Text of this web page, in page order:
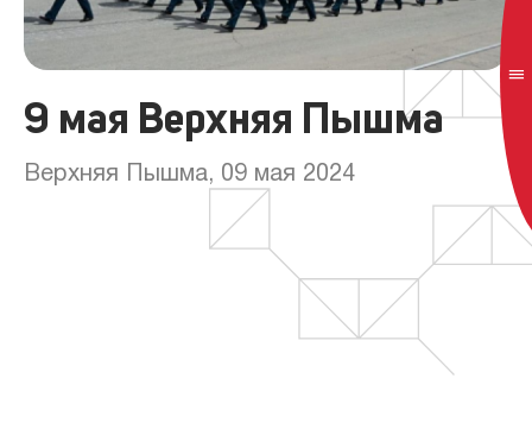
9 мая Верхняя Пышма
Верхняя Пышма, 09 мая 2024